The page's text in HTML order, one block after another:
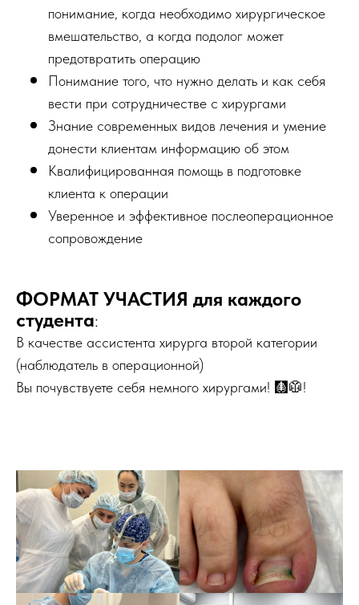
понимание, когда необходимо хирургическое
вмешательство, а когда подолог может
предотвратить операцию
Понимание того, что нужно делать и как себя
вести при сотрудничестве с хирургами
Знание современных видов лечения и умение
донести клиентам информацию об этом
Квалифицированная помощь в подготовке
клиента к операции
Уверенное и эффективное послеоперационное
сопровождение
ФОРМАТ УЧАСТИЯ для каждого
студента:
В качестве ассистента хирурга второй категории
(наблюдатель в операционной)
Вы почувствуете себя немного хирургами! 🩻🥼!